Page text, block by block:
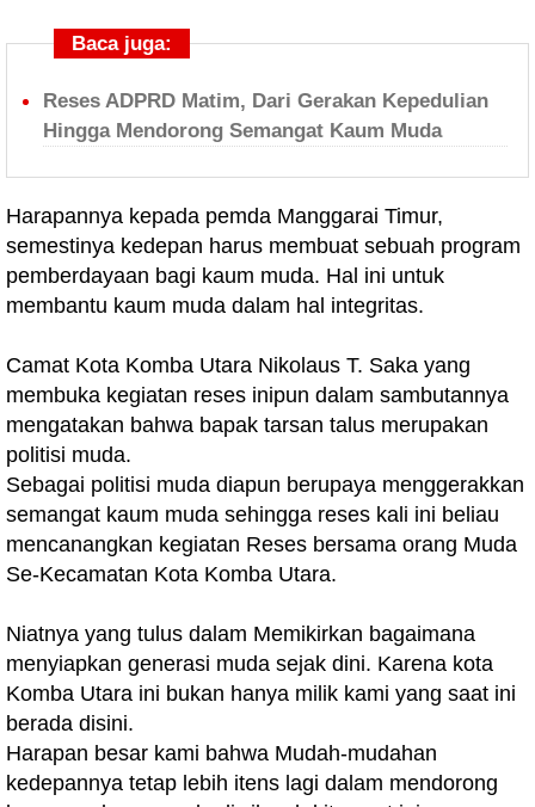
Baca juga:
Reses ADPRD Matim, Dari Gerakan Kepedulian
Hingga Mendorong Semangat Kaum Muda
Harapannya kepada pemda Manggarai Timur,
semestinya kedepan harus membuat sebuah program
pemberdayaan bagi kaum muda. Hal ini untuk
membantu kaum muda dalam hal integritas.
Camat Kota Komba Utara Nikolaus T. Saka yang
membuka kegiatan reses inipun dalam sambutannya
mengatakan bahwa bapak tarsan talus merupakan
politisi muda.
Sebagai politisi muda diapun berupaya menggerakkan
semangat kaum muda sehingga reses kali ini beliau
mencanangkan kegiatan Reses bersama orang Muda
Se-Kecamatan Kota Komba Utara.
Niatnya yang tulus dalam Memikirkan bagaimana
menyiapkan generasi muda sejak dini. Karena kota
Komba Utara ini bukan hanya milik kami yang saat ini
berada disini.
Harapan besar kami bahwa Mudah-mudahan
kedepannya tetap lebih itens lagi dalam mendorong